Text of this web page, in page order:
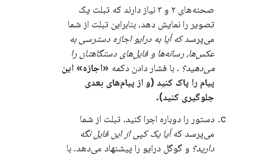
صحنه‌های ۲ و ۳ نیاز دارند که تبلت یک
تصویر را نمایش دهد، بنابراین تبلت از شما
می‌پرسدکه آیا به درایو اجازه دسترسی به
عکس‌ها، رسانه‌ها و فایل‌های دستگاهتان را
می‌دهید؟ . با فشار دادن دکمه «اجازه» این
پیام را پاک کنید (و از پیام‌های بعدی
جلوگیری کنید).
دستور را دوباره اجرا کنید. تبلت از شما
می‌پرسد کهآیا یک کپی از این فایل نگه
دارید؟ و گوگل درایو را پیشنهاد می‌دهد. با